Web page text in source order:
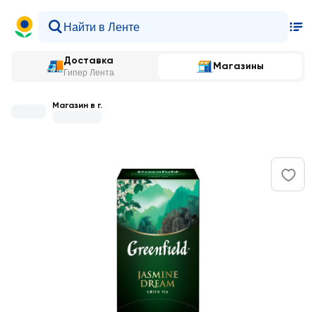
Доставка
Гипер Лента
Магазины
Магазин в г.